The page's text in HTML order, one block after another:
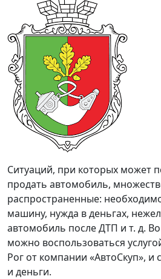
Ситуаций, при которых может
продать автомобиль,
распространенные:
машину, нужда в деньгах,
автомобиль после ДТП и т. д. Во
можно воспользоваться
Рог от компании «АвтоСкуп», и
и деньги.